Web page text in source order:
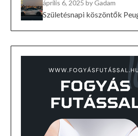
április 6, 2025by Gadam
Születésnapi köszöntők